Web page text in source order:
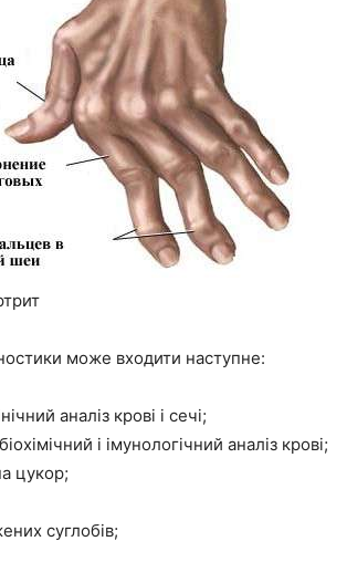
може входити наступне:
аналіз крові і сечі;
і імунологічний аналіз крові;
цукор;
суглобів;